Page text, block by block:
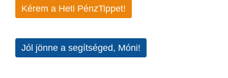
Kérem a Heti PénzTippet!
Jól jönne a segítséged, Móni!